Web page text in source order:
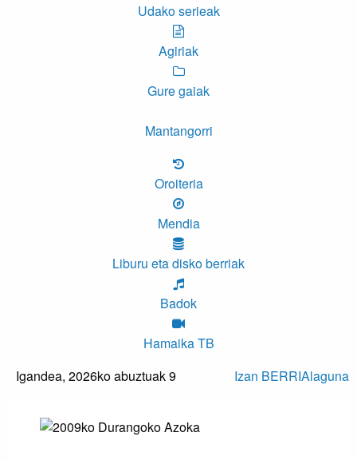
Udako serieak
Agiriak
Gure gaiak
Mantangorri
Oroiteria
Mendia
Liburu eta disko berriak
Badok
Hamaika TB
Igandea, 2026ko abuztuak 9 Izan BERRIAlaguna